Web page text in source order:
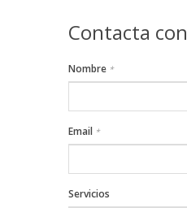
Contacta con
Nombre *
Email *
Servicios